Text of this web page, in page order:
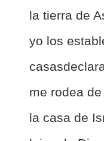
la tierra de
yo los
me rodea
la casa de